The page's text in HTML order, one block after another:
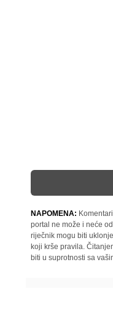
NAPOMENA:
portal ne može i neće
riječnik mogu biti
koji krše pravila.
biti u suprotnosti sa